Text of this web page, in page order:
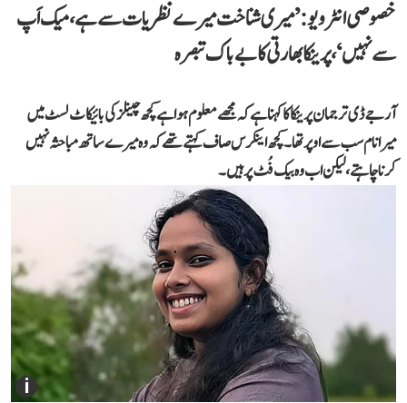
خصوصی انٹرویو: ’میری شناخت میرے نظریات سے ہے، میک اَپ
سے نہیں‘، پرینکا بھارتی کا بے باک تبصرہ
آر جے ڈی ترجمان پرینکا کا کہنا ہے کہ مجھے معلوم ہوا ہے کچھ چینلز کی بائیکاٹ لسٹ میں
میرا نام سب سے اوپر تھا۔ کچھ اینکرس صاف کہتے تھے کہ وہ میرے ساتھ مباحثہ نہیں
کرنا چاہتے، لیکن اب وہ بیک فُٹ پر ہیں۔
i